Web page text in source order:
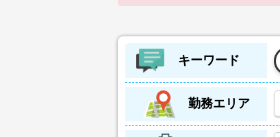
キーワード
勤務エリア